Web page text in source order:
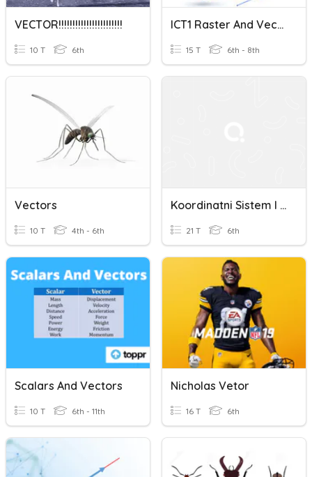
VECTOR!!!!!!!!!!!!!!!!!!!!!!!
10 T 6th
ICT1 Raster And Vector
15 T 6th - 8th
Vectors
10 T 4th - 6th
Koordinatni Sistem I Vektori
21 T 6th
Scalars And Vectors
10 T 6th - 11th
Nicholas Vetor
16 T 6th